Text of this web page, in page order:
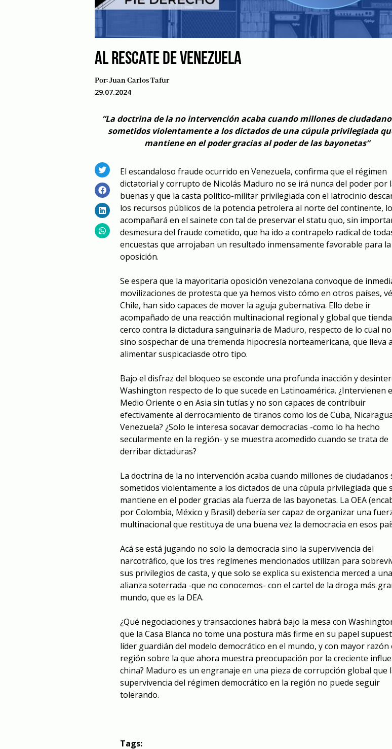
AL RESCATE DE VENEZUELA
Por:Juan Carlos Tafur
29.07.2024
“La doctrina de la no intervención acaba cuando millones de
sometidos violentamente a los dictados de una cúpula privilegiada
mantiene en el poder gracias al poder de las bayonetas”
El escandaloso fraude ocurrido en Venezuela, confirma que el régimen
dictatorial y corrupto de Nicolás Maduro no se irá nunca del poder por
buenas y que la casta político-militar privilegiada con el latrocinio
los recursos públicos de la potencia petrolera al norte del continente, lo
acompañará en el sainete con tal de preservar el statu quo, sin
desmesura del fraude cometido, que ha ido a contrapelo radical de
encuestas que arrojaban un resultado inmensamente favorable para la
oposición.
Se espera que la mayoritaria oposición venezolana convoque de
movilizaciones de protesta que ya hemos visto cómo en otros países,
Chile, han sido capaces de mover la aguja gubernativa. Ello debe ir
acompañado de una reacción multinacional regional y global que
cerco contra la dictadura sanguinaria de Maduro, respecto de lo cual
sino sospechar de una tremenda hipocresía norteamericana, que lleva a
alimentar suspicaciasde otro tipo.
Bajo el disfraz del bloqueo se esconde una profunda inacción y
Washington respecto de lo que sucede en Latinoamérica. ¿Intervienen
Medio Oriente o en Asia sin tutías y no son capaces de contribuir
efectivamente al derrocamiento de tiranos como los de Cuba,
Venezuela? ¿Solo le interesa socavar democracias -como lo ha hecho
secularmente en la región- y se muestra acomedido cuando se trata de
derribar dictaduras?
La doctrina de la no intervención acaba cuando millones de ciudadanos
sometidos violentamente a los dictados de una cúpula privilegiada que
mantiene en el poder gracias ala fuerza de las bayonetas. La OEA
por Colombia, México y Brasil) debería ser capaz de organizar una
multinacional que restituya de una buena vez la democracia en esos
Acá se está jugando no solo la democracia sino la supervivencia del
narcotráfico, que los tres regímenes mencionados utilizan para
sus privilegios de casta, y que solo se explica su existencia merced a una
alianza soterrada -que no conocemos- con el cartel de la droga más
mundo, que es la DEA.
¿Qué negociaciones y transacciones habrá bajo la mesa con
que la Casa Blanca no tome una postura más firme en su papel
líder guardián del modelo democrático en el mundo, y con mayor razón
región sobre la que ahora muestra preocupación por la creciente
china? Maduro es un engranaje en una pieza de corrupción global que
supervivencia del régimen democrático en la región no puede seguir
tolerando.
Tags: